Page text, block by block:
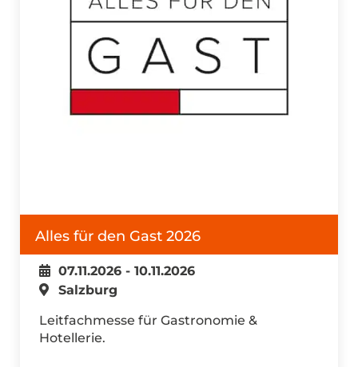
Alles für den Gast 2026
07.11.2026 - 10.11.2026
Salzburg
Leitfachmesse für Gastronomie &
Hotellerie.